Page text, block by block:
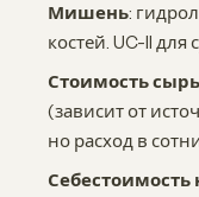
Мишень:
костей. UC-II для
Стоимость
(зависит от
но расход в